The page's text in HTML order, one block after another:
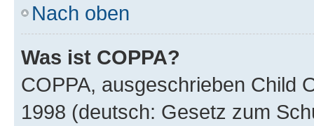
Nach oben
Was ist COPPA?
COPPA, ausgeschrieben Child
1998 (deutsch: Gesetz zum